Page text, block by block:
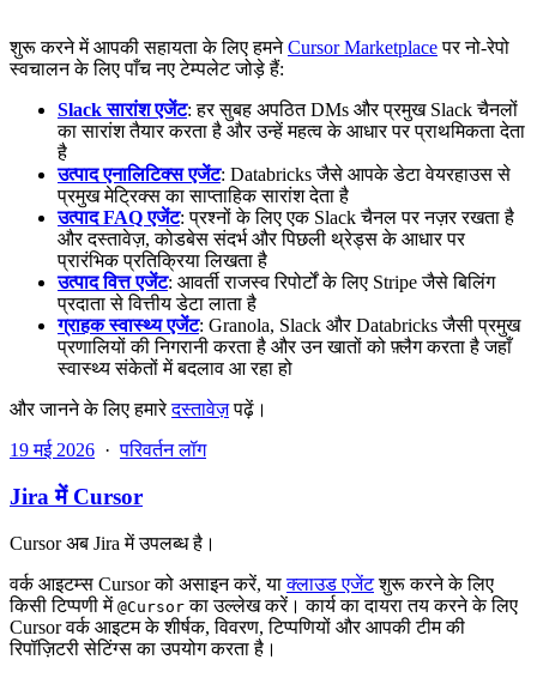
शुरू करने में आपकी सहायता के लिए हमनेCursor Marketplaceपर नो-रेपो
स्वचालन के लिए पाँच नए टेम्पलेट जोड़े हैं:
Slack सारांश एजेंट: हर सुबह अपठित DMs और प्रमुख Slack चैनलों
का सारांश तैयार करता है और उन्हें महत्व के आधार पर प्राथमिकता देता
है
उत्पाद एनालिटिक्स एजेंट: Databricks जैसे आपके डेटा वेयरहाउस से
प्रमुख मेट्रिक्स का साप्ताहिक सारांश देता है
उत्पाद FAQ एजेंट: प्रश्नों के लिए एक Slack चैनल पर नज़र रखता है
और दस्तावेज़, कोडबेस संदर्भ और पिछली थ्रेड्स के आधार पर
प्रारंभिक प्रतिक्रिया लिखता है
उत्पाद वित्त एजेंट: आवर्ती राजस्व रिपोर्टों के लिए Stripe जैसे बिलिंग
प्रदाता से वित्तीय डेटा लाता है
ग्राहक स्वास्थ्य एजेंट: Granola, Slack और Databricks जैसी प्रमुख
प्रणालियों की निगरानी करता है और उन खातों को फ़्लैग करता है जहाँ
स्वास्थ्य संकेतों में बदलाव आ रहा हो
और जानने के लिए हमारेदस्तावेज़पढ़ें।
19 मई 2026 ·परिवर्तन लॉग
Jira में Cursor
Cursor अब Jira में उपलब्ध है।
वर्क आइटम्स Cursor को असाइन करें, याक्लाउड एजेंटशुरू करने के लिए
किसी टिप्पणी में @Cursor का उल्लेख करें। कार्य का दायरा तय करने के लिए
Cursor वर्क आइटम के शीर्षक, विवरण, टिप्पणियों और आपकी टीम की
रिपॉज़िटरी सेटिंग्स का उपयोग करता है।